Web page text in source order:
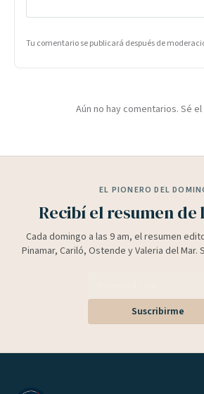
Tu comentario se publicará después de
Aún no hay comentarios. Sé
EL PIONERO DEL
Recibí el resumen de
Cada domingo a las 9 am, el resumen
Pinamar, Cariló, Ostende y Valeria del Mar.
Suscribirme